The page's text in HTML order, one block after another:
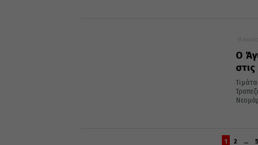
11
Ο
στις
1 2 … 5